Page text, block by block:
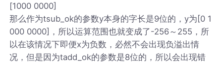
[1000 0000]
那么作为tsub_ok的参数y本身的字长是9位的，y为[0 1
000 0000]，所以运算范围也就变成了-256～255，所
以在该情况下即便x为负数，必然不会出现负溢出情
况，但是因为tadd_ok的参数是8位的，所以会出现错